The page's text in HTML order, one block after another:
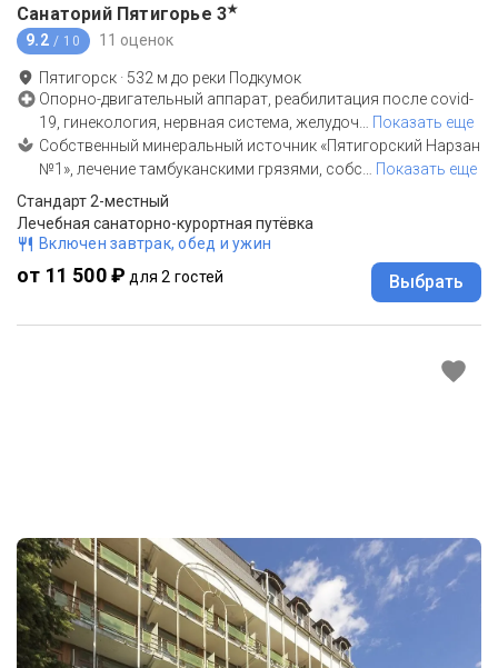
Санаторий Пятигорье 3★
9.2 / 10 11 оценок
Пятигорск · 532 м до реки Подкумок
Опорно-двигательный аппарат, реабилитация после covid-
19, гинекология, нервная система, желудоч
Показать еще
Собственный минеральный источник «Пятигорский Нарзан
№1», лечение тамбуканскими грязями, собс
Показать еще
Стандарт 2-местный
Лечебная санаторно-курортная путёвка
Включен завтрак, обед и ужин
от 11 500 ₽ для 2 гостей Выбрать